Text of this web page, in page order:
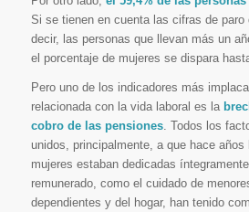
Si se tienen en cuenta las cifras de paro
decir, las personas que llevan más un
el porcentaje de mujeres se dispara
Pero uno de los indicadores más
relacionada con la vida laboral es la
cobro de las pensiones. Todos los
unidos, principalmente, a que hace
mujeres estaban dedicadas
remunerado, como el cuidado de
dependientes y del hogar, han tenido